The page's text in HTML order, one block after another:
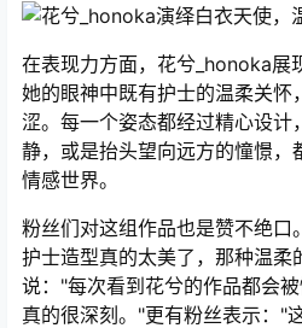
在表现力方面，花兮_honoka展
她的眼神中既有护士的温柔关怀
涩。每一个姿态都经过精心设计
静，或是抬头望向远方的憧憬，
情感世界。
粉丝们对这组作品也是赞不绝口
护士造型真的太美了，那种温柔
说："每次看到花兮的作品都会
真的很深刻。"更有粉丝表示："